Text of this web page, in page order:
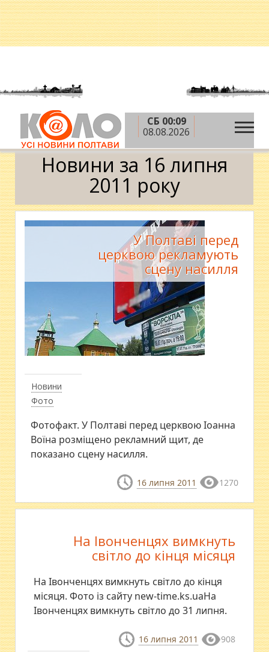
СБ 00:09
08.08.2026
Головна » 2011 рік » липень »16 липня
Календар
Новини за 16 липня
2011 року
Новини
Фото
У Полтаві перед
церквою рекламують
сцену насилля
Фотофакт. У Полтаві перед церквою Іоанна
Воїна розміщено рекламний щит, де
показано сцену насилля.
16 липня 2011 1270
На Івонченцях вимкнуть
світло до кінця місяця
На Івонченцях вимкнуть світло до кінця
місяця. Фото із сайту new-time.ks.uaНа
Івонченцях вимкнуть світло до 31 липня.
16 липня 2011 908